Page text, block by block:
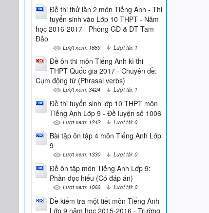
Đề thi thử lần 2 môn Tiếng Anh - Thi
tuyển sinh vào Lớp 10 THPT - Năm
học 2016-2017 - Phòng GD & ĐT Tam
Đảo
Lượt xem: 1689 Lượt tải: 1
Đề ôn thi môn Tiếng Anh kì thi
THPT Quốc gia 2017 - Chuyên đề:
Cụm động từ (Phrasal verbs)
Lượt xem: 3424 Lượt tải: 1
Đề thi tuyển sinh lớp 10 THPT môn
Tiếng Anh Lớp 9 - Đề luyện số 1006
Lượt xem: 1242 Lượt tải: 0
Bài tập ôn tập 4 môn Tiếng Anh Lớp
9
Lượt xem: 1330 Lượt tải: 0
Đề ôn tập môn Tiếng Anh Lớp 9:
Phần đọc hiểu (Có đáp án)
Lượt xem: 1066 Lượt tải: 0
Đề kiểm tra một tiết môn Tiếng Anh
Lớp 9 năm học 2015-2016 - Trường